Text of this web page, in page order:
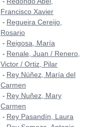
Francisco Xavier
- Regueira Cereijo,
Rosario
- Reigosa, María
- Renale, Juan / Renero,
Victor / Ortiz, Pilar
- Rey Núñez, María del
Carmen
- Rey Nuñez, Mary
Carmen
- Rey Pasandín, Laura